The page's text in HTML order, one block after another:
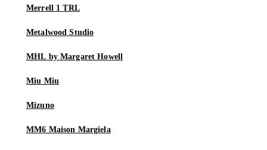
Merrell 1 TRL
Metalwood Studio
MHL by Margaret Howell
Miu Miu
Mizuno
MM6 Maison Margiela